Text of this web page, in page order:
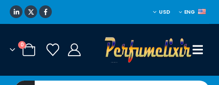
ENG
USD
0